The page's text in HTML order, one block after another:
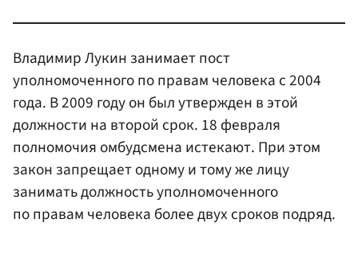
Владимир Лукин занимает пост
уполномоченного по правам человека с 2004
года. В 2009 году он был утвержден в этой
должности на второй срок. 18 февраля
полномочия омбудсмена истекают. При этом
закон запрещает одному и тому же лицу
занимать должность уполномоченного
по правам человека более двух сроков подряд.